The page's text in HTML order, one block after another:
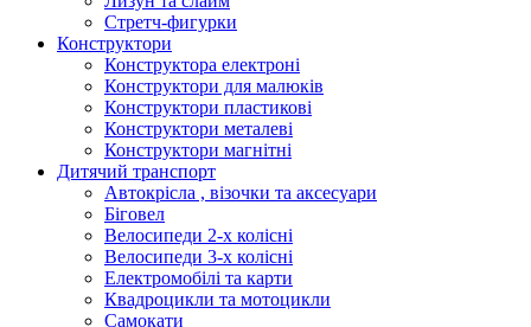
Стретч-фигурки
Конструктори
Конструктора електроні
Конструктори для малюків
Конструктори пластикові
Конструктори металеві
Конструктори магнітні
Дитячий транспорт
Автокрісла , візочки та аксесуари
Біговел
Велосипеди 2-х колісні
Велосипеди 3-х колісні
Електромобілі та карти
Квадроцикли та мотоцикли
Самокати